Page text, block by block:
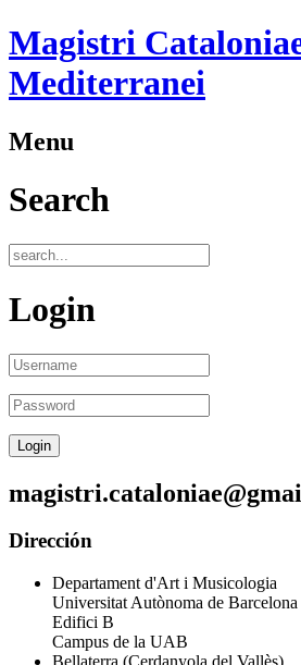
Magistri
Mediterranei
Menu
Search
Login
Dirección
Departament d'Art i Musicologia
Universitat Autònoma de Barcelona
Edifici B
Campus de la UAB